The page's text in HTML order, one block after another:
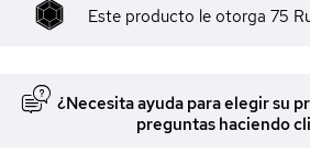
Este producto le otorga 75
¿Necesita ayuda para elegir su
preguntas haciendo